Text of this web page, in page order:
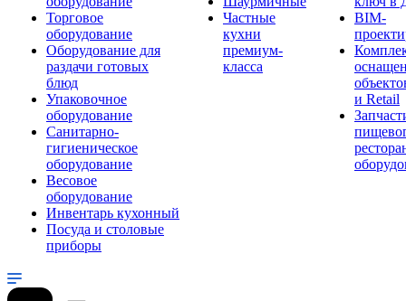
Торговое
оборудование
Оборудование для
раздачи готовых
блюд
Упаковочное
оборудование
Санитарно-
гигиеническое
оборудование
Весовое
оборудование
Инвентарь кухонный
Посуда и столовые
приборы
Частные
кухни
премиум-
класса
BIM-
и Retail